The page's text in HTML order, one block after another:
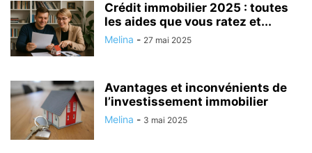
Crédit immobilier 2025 : toutes
les aides que vous ratez et...
Melina - 27 mai 2025
Avantages et inconvénients de
l’investissement immobilier
Melina - 3 mai 2025